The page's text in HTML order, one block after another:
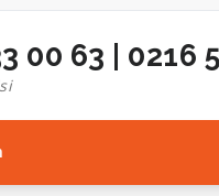
00 63 | 0216